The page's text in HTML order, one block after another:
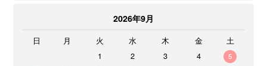
2026年9月
日 月 火 水 木 金
土
1
2 3 4
5